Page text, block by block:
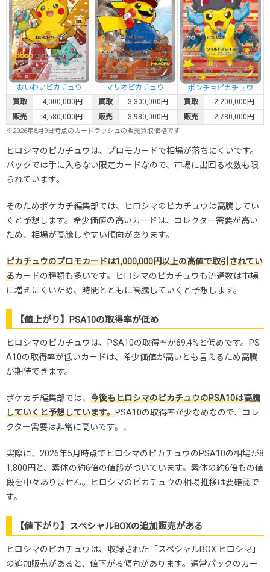
おいわいピカチュウ マリオピカチュウ
ポンチョピカチュウ
買取
4,000,000円 買取 3,300,000円 買取
2,200,000円
販売
4,580,000円 販売 3,980,000円 販売 2,780,000円
※2026年8月9日時点のカードラッシュの販売買取価格です
ヒロシマのピカチュウは、プロモカードで相場が落ちにくいです。
パックでは手に入らない限定カードなので、市場に出回る枚数も限
られています。
そのためポケカチ編集部では、ヒロシマのピカチュウは高騰してい
くと予想します。希少価値の高いカードは、コレクター需要が高い
ため、相場が高騰しやすい傾向があります。
ピカチュウのプロモカードは1,000,000円以上の高値で取引されてい
るカードの種類も多いです。ヒロシマのピカチュウも流通数は市場
に増えにくいため、時間とともに高騰していくと予想します。
【値上がり】PSA10の取得率が低め
ヒロシマのピカチュウは、PSA10の取得率が69.4%と低めです。PS
A10の取得率が低いカードは、希少価値が高いとも言えるため高騰
が期待できます。
ポケカチ編集部では、 今後もヒロシマのピカチュウのPSA10は高騰
していくと予想しています。PSA10の取得率が少なめなので、コレ
クター需要は非常に高いです。、
実際に、2026年5月時点でヒロシマのピカチュウのPSA10の相場が8
1,800円と、素体の約6倍の値段がついています。素体の約6倍もの値
段を中々ありません。ヒロシマのピカチュウの相場推移は要確認で
す。
【値下がり】スペシャルBOXの追加販売がある
ヒロシマのピカチュウは、収録された「スペシャルBOX ヒロシマ」
の追加販売があると、値下がる傾向があります。通常パックのカー